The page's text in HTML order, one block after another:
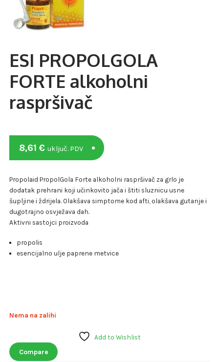
ESI PROPOLGOLA
FORTE alkoholni
raspršivač
8,61 € uključ. PDV
Propolaid PropolGola Forte alkoholni raspršivač za grlo je
dodatak prehrani koji učinkovito jača i štiti sluznicu usne
šupljine i ždrijela. Olakšava simptome kod afti, olakšava gutanje i
dugotrajno osvježava dah.
Aktivni sastojci proizvoda
propolis
esencijalno ulje paprene metvice
Nema na zalihi
Add to Wishlist
Compare